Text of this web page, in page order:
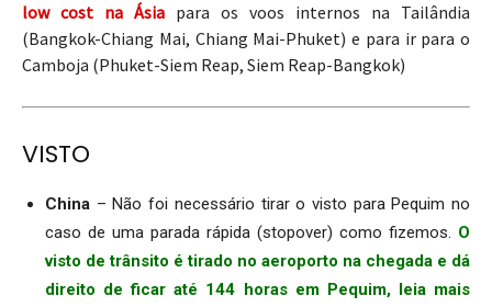
low cost na Ásia para os voos internos na Tailândia
(Bangkok-Chiang Mai, Chiang Mai-Phuket) e para ir para o
Camboja (Phuket-Siem Reap, Siem Reap-Bangkok)
VISTO
China – Não foi necessário tirar o visto para Pequim no
caso de uma parada rápida (stopover) como fizemos. O
visto de trânsito é tirado no aeroporto na chegada e dá
direito de ficar até 144 horas em Pequim, leia mais